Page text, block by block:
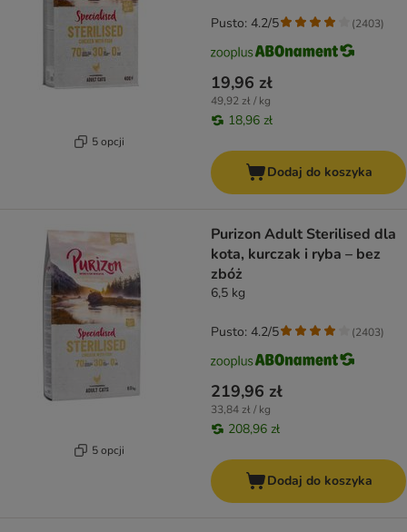
5 opcji
19,96 zł
49,92 zł / kg
18,96 zł
Pusto: 4.2/5 (2403)
Dodaj do koszyka
5 opcji
Purizon Adult Sterilised dla
kota, kurczak i ryba – bez
zbóż
6,5 kg
219,96 zł
33,84 zł / kg
208,96 zł
Pusto: 4.2/5 (2403)
Dodaj do koszyka